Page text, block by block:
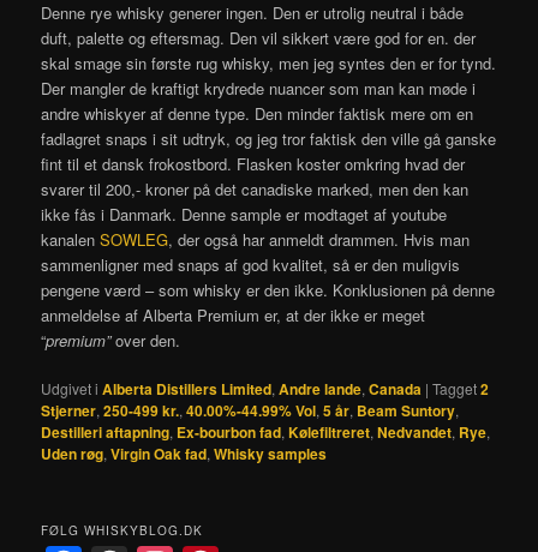
Denne rye whisky generer ingen. Den er utrolig neutral i både
duft, palette og eftersmag. Den vil sikkert være god for en. der
skal smage sin første rug whisky, men jeg syntes den er for tynd.
Der mangler de kraftigt krydrede nuancer som man kan møde i
andre whiskyer af denne type. Den minder faktisk mere om en
fadlagret snaps i sit udtryk, og jeg tror faktisk den ville gå ganske
fint til et dansk frokostbord. Flasken koster omkring hvad der
svarer til 200,- kroner på det canadiske marked, men den kan
ikke fås i Danmark. Denne sample er modtaget af youtube
kanalenSOWLEG, der også har anmeldt drammen. Hvis man
sammenligner med snaps af god kvalitet, så er den muligvis
pengene værd – som whisky er den ikke. Konklusionen på denne
anmeldelse af Alberta Premium er, at der ikke er meget
“premium”over den.
Udgivet i Alberta Distillers Limited,Andre lande,Canada |Tagget2
Stjerner,250-499 kr.,40.00%-44.99% Vol,5 år, Beam Suntory,
Destilleri aftapning, Ex-bourbon fad,Kølefiltreret,Nedvandet, Rye,
Uden røg,Virgin Oak fad,Whisky samples
FØLG WHISKYBLOG.DK